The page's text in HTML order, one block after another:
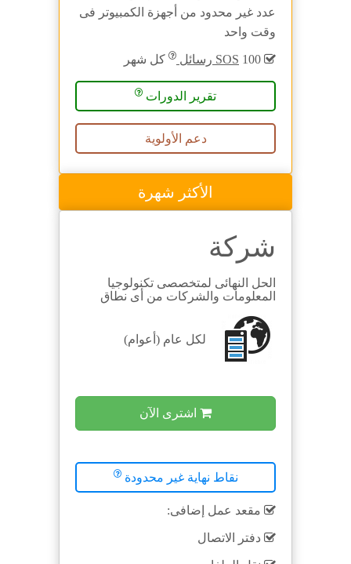
عدد غير محدود من أجهزة الكمبيوتر فى
وقت واحد
SOS رسائل كل شهر
تقرير الدورات
دعم الأولوية
الأكثر شهرة
شركة
الحل النهائى لمتخصصى تكنولوجيا
المعلومات والشركات من أى نطاق
لكل عام (أعوام)
اشترى الآن
نقاط نهاية غير محدودة
مقعد عمل إضافى:
دفتر الاتصال